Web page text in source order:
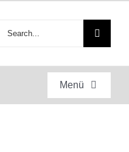
Suche
Menü